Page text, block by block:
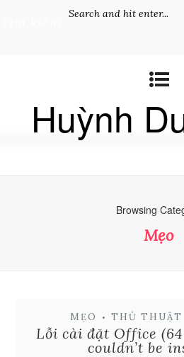
Huỳnh
Browsing
Mẹo
MẸO • THỦ THUẬT
Lỗi cài đặt Office
couldn’t be